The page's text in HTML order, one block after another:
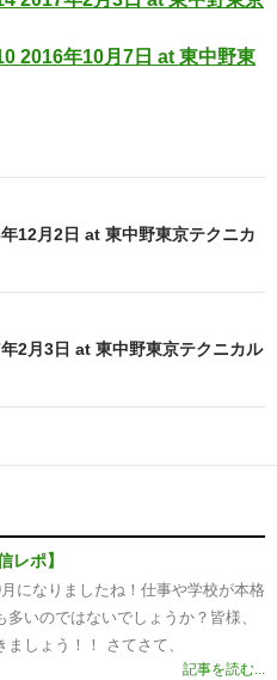
2016年10月7日 at 東中野東
12月2日 at 東中野東京テクニカ
2月3日 at 東中野東京テクニカル
レポ】
になりましたね！仕事や学校が本格
多いのではないでしょうか？皆様、
しょう！！ さてさて、
記事を読む...